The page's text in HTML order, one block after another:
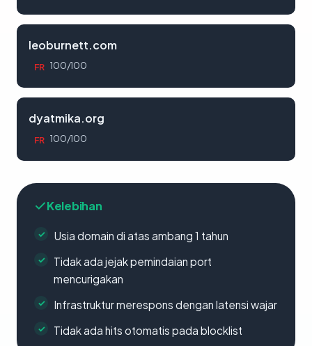
leoburnett.com
FR 100/100
dyatmika.org
FR 100/100
Kelebihan
Usia domain di atas ambang 1 tahun
Tidak ada jejak pemindaian port
mencurigakan
Infrastruktur merespons dengan latensi wajar
Tidak ada hits otomatis pada blocklist